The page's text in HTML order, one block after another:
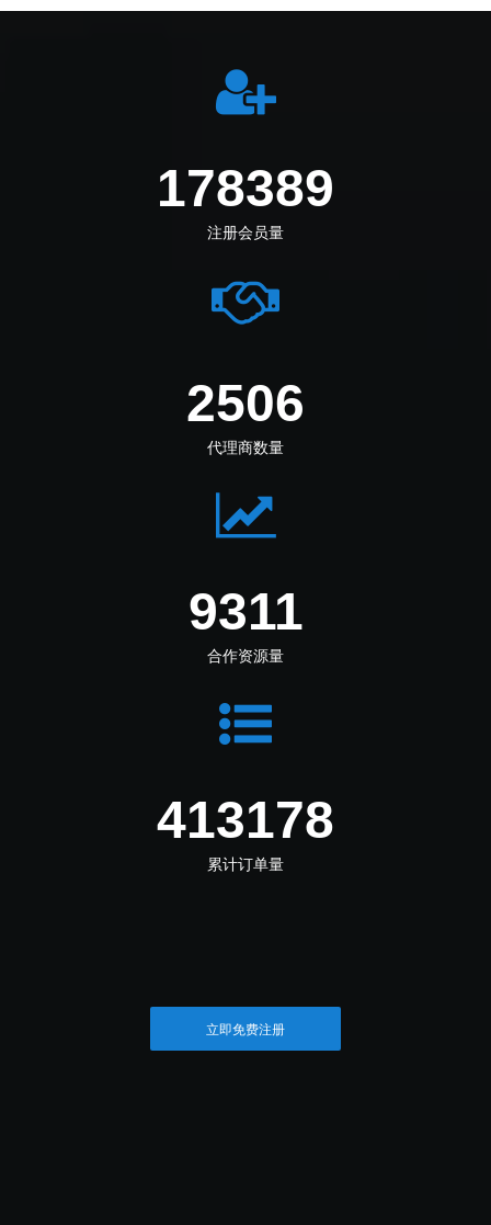
219555
注册会员量
3084
代理商数量
11460
合作资源量
516473
累计订单量
立即免费注册